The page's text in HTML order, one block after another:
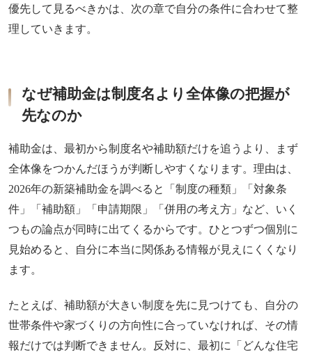
優先して見るべきかは、次の章で自分の条件に合わせて整
理していきます。
なぜ補助金は制度名より全体像の把握が
先なのか
補助金は、最初から制度名や補助額だけを追うより、まず
全体像をつかんだほうが判断しやすくなります。理由は、
2026年の新築補助金を調べると「制度の種類」「対象条
件」「補助額」「申請期限」「併用の考え方」など、いく
つもの論点が同時に出てくるからです。ひとつずつ個別に
見始めると、自分に本当に関係ある情報が見えにくくなり
ます。
たとえば、補助額が大きい制度を先に見つけても、自分の
世帯条件や家づくりの方向性に合っていなければ、その情
報だけでは判断できません。反対に、最初に「どんな住宅